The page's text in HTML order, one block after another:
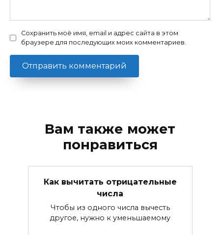
Сохранить моё имя, email и адрес сайта в этом
браузере для последующих моих комментариев.
Вам также может
понравиться
Как вычитать отрицательные
числа
Чтобы из одного числа вычесть
другое, нужно к уменьшаемому